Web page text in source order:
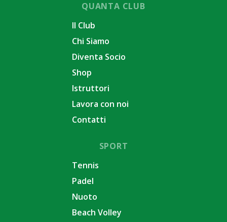
QUANTA CLUB
Il Club
Chi Siamo
Diventa Socio
Shop
Istruttori
Lavora con noi
Contatti
SPORT
Tennis
Padel
Nuoto
Beach Volley